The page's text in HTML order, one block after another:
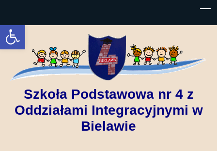
Open toolbar
Szkoła Podstawowa nr 4 z
Oddziałami Integracyjnymi w
Bielawie